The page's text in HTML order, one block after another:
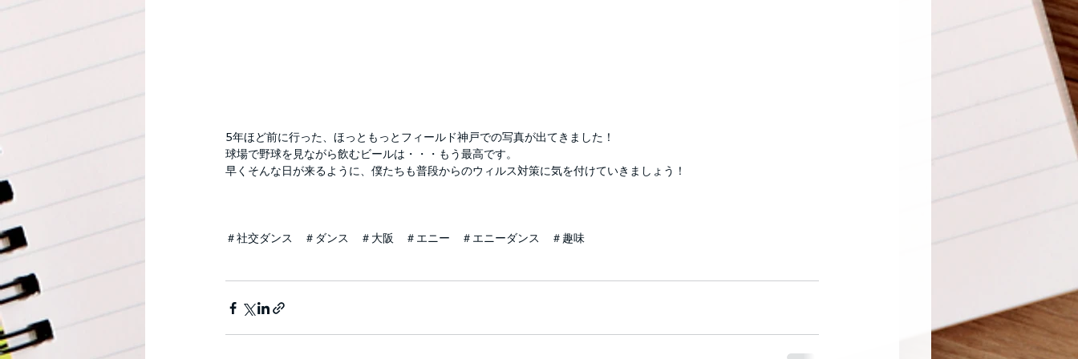
5年ほど前に行った、ほっともっとフィールド神戸での写真が出てきました！
球場で野球を見ながら飲むビールは・・・もう最高です。
早くそんな日が来るように、僕たちも普段からのウィルス対策に気を付けていきましょう！
＃社交ダンス　＃ダンス　＃大阪　＃エニー　＃エニーダンス　＃趣味